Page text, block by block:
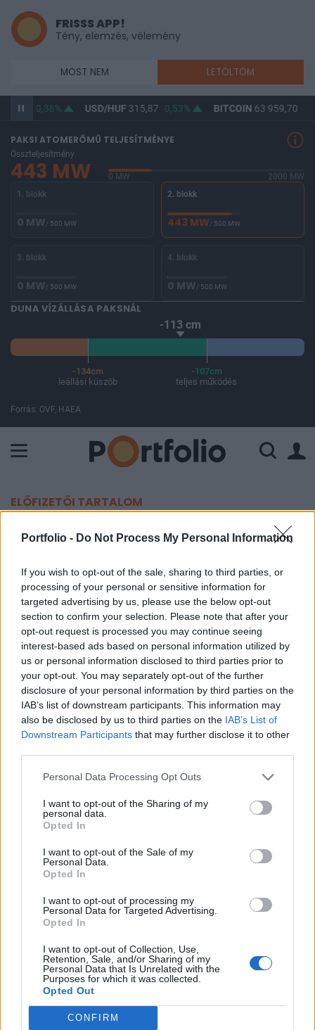
Portfolio - Do Not Process My Personal Information
If you wish to opt-out of the sale, sharing to third parties, or
processing of your personal or sensitive information for
targeted advertising by us, please use the below opt-out
section to confirm your selection. Please note that after your
opt-out request is processed you may continue seeing
interest-based ads based on personal information utilized by
us or personal information disclosed to third parties prior to
your opt-out. You may separately opt-out of the further
disclosure of your personal information by third parties on the
IAB’s list of downstream participants. This information may
also be disclosed by us to third parties on the IAB’s List of
Downstream Participants that may further disclose it to other
Personal Data Processing Opt Outs
I want to opt-out of the Sharing of my
personal data.
Opted In
I want to opt-out of the Sale of my
Personal Data.
Opted In
I want to opt-out of processing my
Personal Data for Targeted Advertising.
Opted In
I want to opt-out of Collection, Use,
Retention, Sale, and/or Sharing of my
Personal Data that Is Unrelated with the
Purposes for which it was collected.
Opted Out
CONFIRM
FRISSS APP!
Tény, elemzés, vélemény
MOST NEM LETÖLTÖM
0,38% USD/HUF315,87 0,53% BITCOIN63 959,70 -
PAKSI ATOMERŐMŰ TELJESÍTMÉNYE
Összteljesítmény
443 MW 0 MW
2000 MW
1. blokk
0 MW/ 500 MW
2. blokk
443 MW/ 500 MW
3. blokk
0 MW/ 500 MW
4. blokk
0 MW/ 500 MW
DUNA VÍZÁLLÁSA PAKSNÁL
-113 cm
-134cm
leállási küszöb
-107cm
teljes működés
Forrás: OVF, HAEA
ELŐFIZETŐI TARTALOM
Gyarmattá válik egész Európa,
Portfolio
2026. május 11. 08:45
Európa ismét lemaradt az önvezető járművek
versenyében – figyelmeztet a francia Stratégiai és
Tervezési Főbizottság (HCSP) hétfőn közzétett
tanulmánya. A jelentés szerint az amerikai és
kínai technológiai fölény új digitális és ipari
függőséget teremthet. Eközben az autonóm
járművekben rejlő lehetőségek messze
túlmutatnak a robotaxikon.
Deep Tech 2026Kutatás, ipar, tőke: hol születnek a
következő évtized nagy üzleti lehetőségei? November 18-án
regisztráció és részletek itt!Információ és jelentkezésAz
önvezető járművek piaci térhódítása az elmúlt hónapokban
Államokban az Alphabet leányvállalata...
KEDVES OLVASÓNK!
A keresett cikk a portfolio.hu hírarchívumához
tartozik, melynek olvasása előfizetéses
regisztrációhoz kötött.